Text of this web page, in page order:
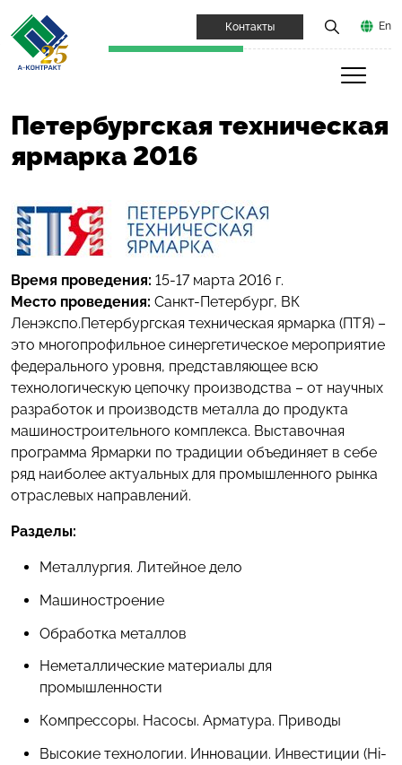
Контакты En
Петербургская техническая
ярмарка 2016
Время проведения: 15-17 марта 2016 г.
Место проведения: Санкт-Петербург, ВК
Ленэкспо.Петербургская техническая ярмарка (ПТЯ) –
это многопрофильное синергетическое мероприятие
федерального уровня, представляющее всю
технологическую цепочку производства – от научных
разработок и производств металла до продукта
машиностроительного комплекса. Выставочная
программа Ярмарки по традиции объединяет в себе
ряд наиболее актуальных для промышленного рынка
отраслевых направлений.
Разделы:
Металлургия. Литейное дело
Машиностроение
Обработка металлов
Неметаллические материалы для
промышленности
Компрессоры. Насосы. Арматура. Приводы
Высокие технологии. Инновации. Инвестиции (Hi-